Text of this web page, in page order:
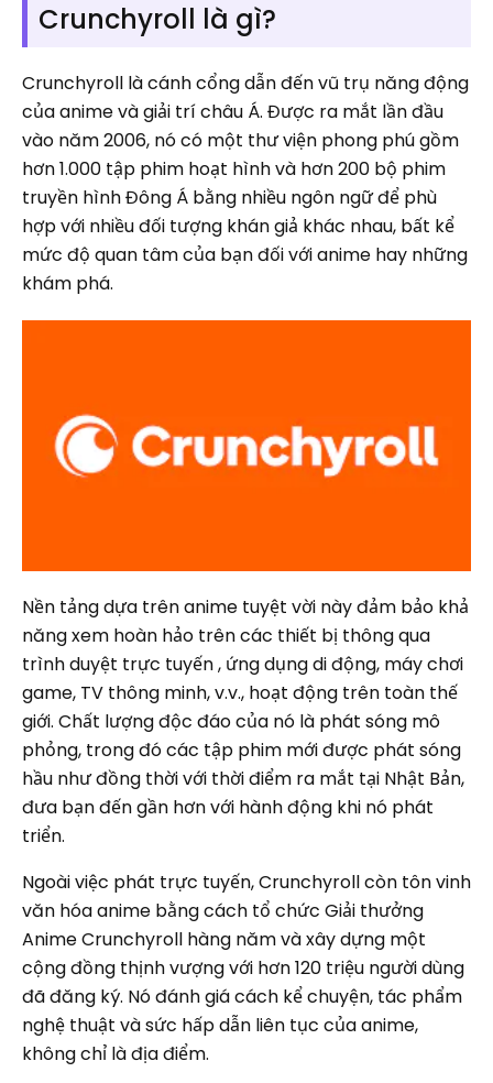
Crunchyroll là gì?
Crunchyroll là cánh cổng dẫn đến vũ trụ năng động
của anime và giải trí châu Á. Được ra mắt lần đầu
vào năm 2006, nó có một thư viện phong phú gồm
hơn 1.000 tập phim hoạt hình và hơn 200 bộ phim
truyền hình Đông Á bằng nhiều ngôn ngữ để phù
hợp với nhiều đối tượng khán giả khác nhau, bất kể
mức độ quan tâm của bạn đối với anime hay những
khám phá.
Nền tảng dựa trên anime tuyệt vời này đảm bảo khả
năng xem hoàn hảo trên các thiết bị thông qua
trình duyệt trực tuyến , ứng dụng di động, máy chơi
game, TV thông minh, v.v., hoạt động trên toàn thế
giới. Chất lượng độc đáo của nó là phát sóng mô
phỏng, trong đó các tập phim mới được phát sóng
hầu như đồng thời với thời điểm ra mắt tại Nhật Bản,
đưa bạn đến gần hơn với hành động khi nó phát
triển.
Ngoài việc phát trực tuyến, Crunchyroll còn tôn vinh
văn hóa anime bằng cách tổ chức Giải thưởng
Anime Crunchyroll hàng năm và xây dựng một
cộng đồng thịnh vượng với hơn 120 triệu người dùng
đã đăng ký. Nó đánh giá cách kể chuyện, tác phẩm
nghệ thuật và sức hấp dẫn liên tục của anime,
không chỉ là địa điểm.